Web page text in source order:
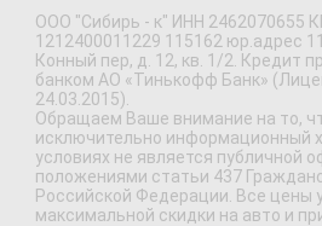
ООО "Сибирь - к" ИНН 2462070655
1212400011229 115162 юр.адрес
Конный пер, д. 12, кв. 1/2. Кредит
банком АО «Тинькофф Банк»
24.03.2015).
Обращаем Ваше внимание на то,
исключительно информационный
условиях не является публичной
положениями статьи 437
Российской Федерации. Все цены
максимальной скидки на авто и